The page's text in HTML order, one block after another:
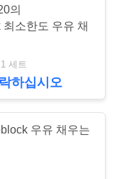
의
소한도 우유 채
세트
하십시오
우유 채우는